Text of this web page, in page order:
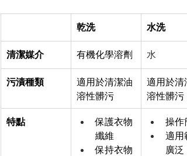
乾洗 水洗
清潔媒介 有機化學溶劑 水
污漬種類
適用於清潔油
溶性髒污
適用於清
溶性髒污
特點
保護衣物
纖維
保持衣物
操作
適用
廣泛